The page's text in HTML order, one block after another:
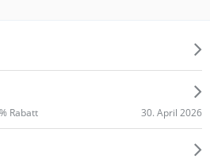
Rabatt 30. April 2026